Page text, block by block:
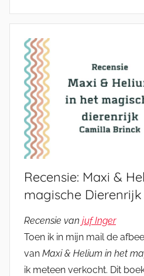
Recensie: Maxi &
magische Dierenrijk
Recensie van juf Inger
Toen ik in mijn mail de
van Maxi & Helium in het
ik meteen verkocht. Dit